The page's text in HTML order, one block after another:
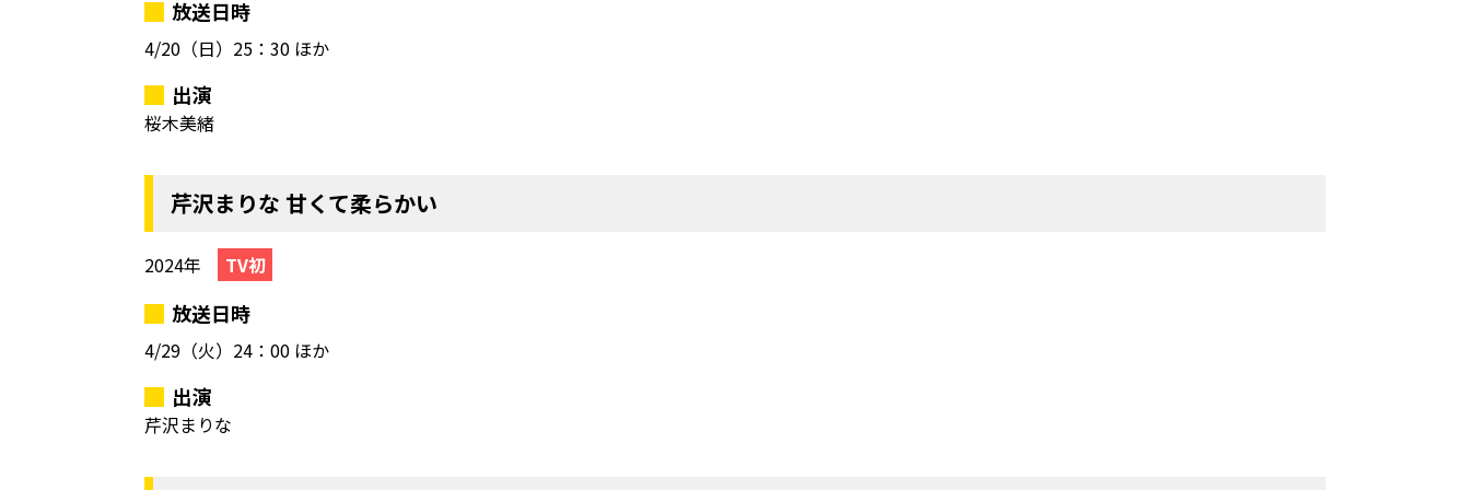
放送日時
4/20（日） 25：30 ほか
出演
桜木美緒
芹沢まりな 甘くて柔らかい
2024年 TV初
放送日時
4/29（火） 24：00 ほか
出演
芹沢まりな